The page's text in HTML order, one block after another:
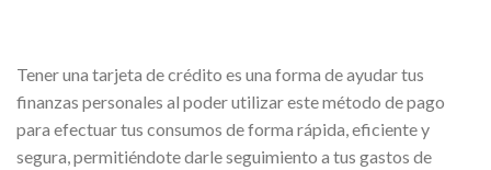
Tener una tarjeta de crédito es una forma de ayudar tus
finanzas personales al poder utilizar este método de pago
para efectuar tus consumos de forma rápida, eficiente y
segura, permitiéndote darle seguimiento a tus gastos de